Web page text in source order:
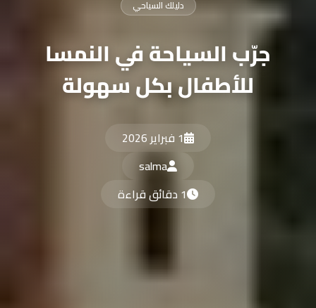
دليلك السياحي
جرّب السياحة في النمسا
للأطفال بكل سهولة
1 فبراير 2026
salma
1 دقائق قراءة